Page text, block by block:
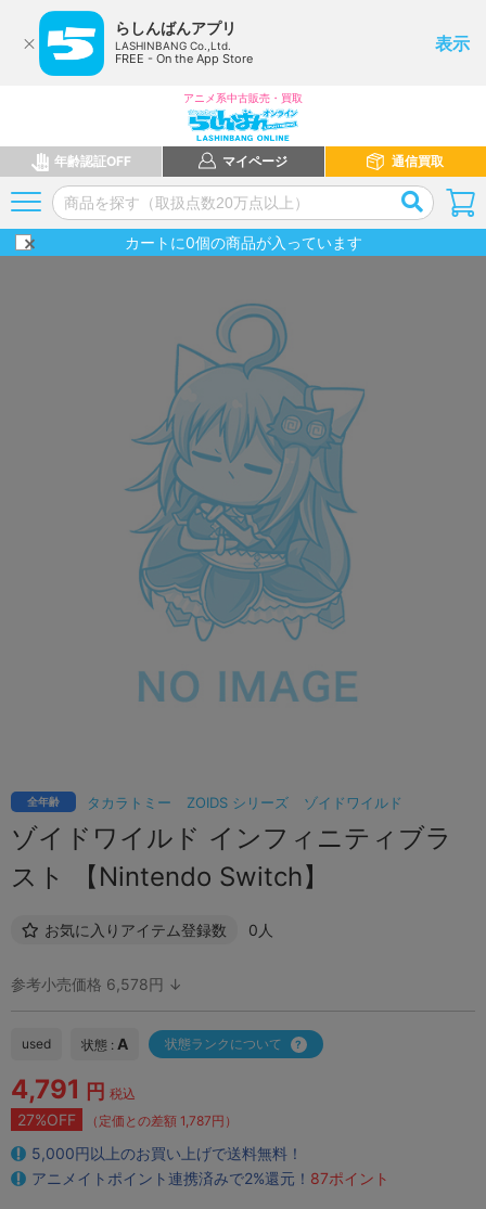
らしんばんアプリ
LASHINBANG Co.,Ltd.
FREE - On the App Store
表示
アニメ系中古販売・買取
年齢認証OFF マイページ 通信買取
カートに0個の商品が入っています
タカラトミー ZOIDS シリーズ ゾイドワイルド
全年齢
ゾイドワイルド インフィニティブラ
スト 【Nintendo Switch】
お気に入りアイテム登録数 0人
参考小売価格 6,578円 ↓
used 状態 : A 状態ランクについて
4,791 円 税込
27%OFF （定価との差額 1,787円）
5,000円以上のお買い上げで送料無料！
アニメイトポイント連携済みで2%還元！ 87ポイント